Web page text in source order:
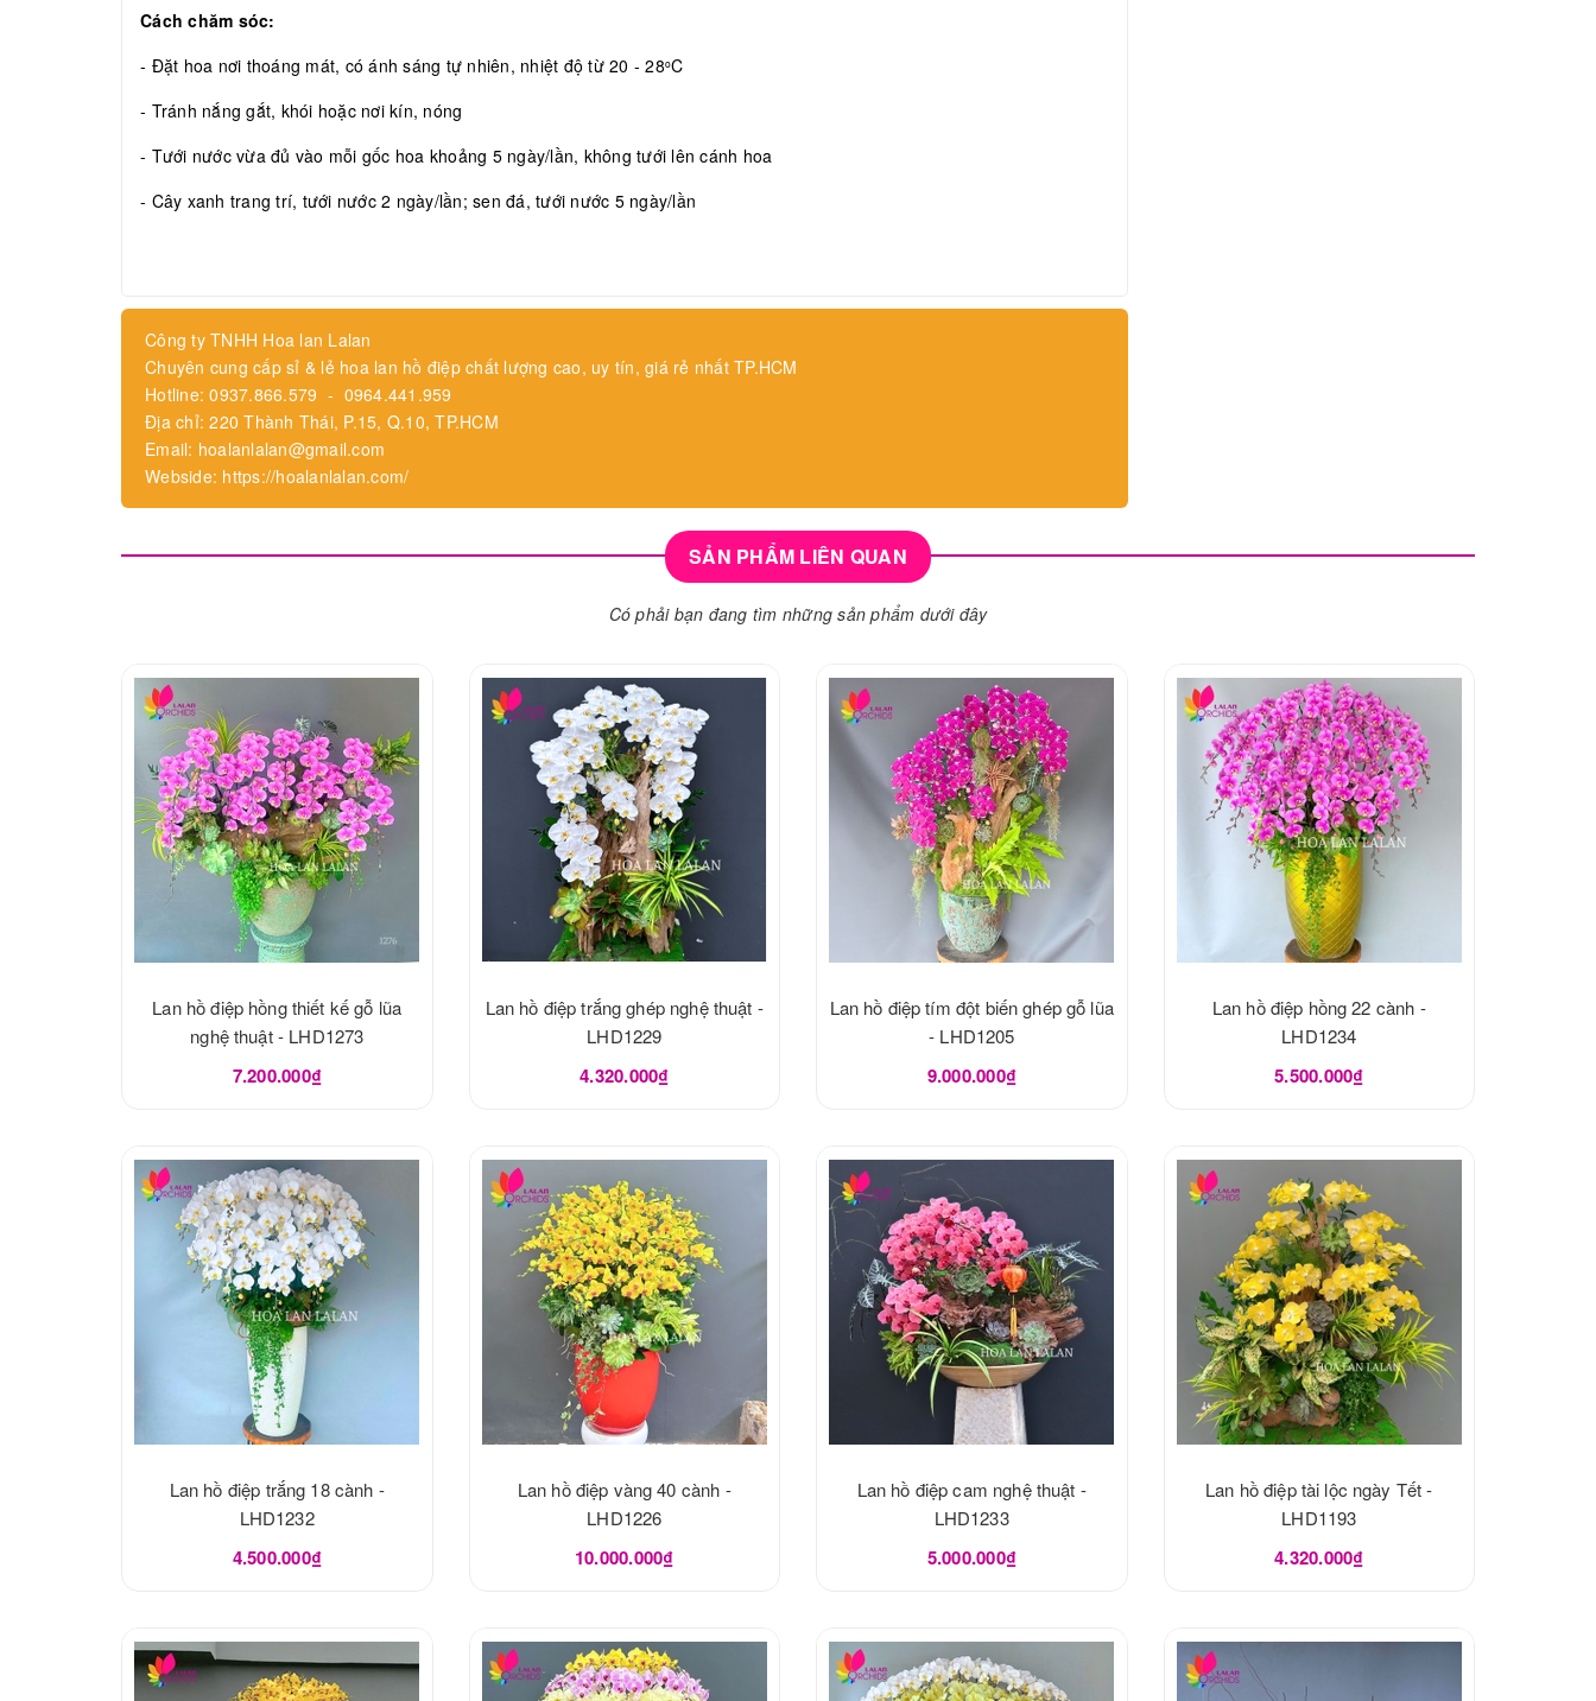
Cách chăm sóc:
- Đặt hoa nơi thoáng mát, có ánh sáng tự nhiên, nhiệt độ từ 20 - 28oC
- Tránh nắng gắt, khói hoặc nơi kín, nóng
- Tưới nước vừa đủ vào mỗi gốc hoa khoảng 5 ngày/lần, không tưới lên cánh hoa
- Cây xanh trang trí, tưới nước 2 ngày/lần; sen đá, tưới nước 5 ngày/lần
Công ty TNHH Hoa lan Lalan
Chuyên cung cấp sỉ & lẻ hoa lan hồ điệp chất lượng cao, uy tín, giá rẻ nhất TP.HCM
Hotline: 0937.866.579 - 0964.441.959
Địa chỉ: 220 Thành Thái, P.15, Q.10, TP.HCM
Email: hoalanlalan@gmail.com
Webside: https://hoalanlalan.com/
SẢN PHẨM LIÊN QUAN
Có phải bạn đang tìm những sản phẩm dưới đây
Lan hồ điệp hồng thiết kế gỗ lũa
nghệ thuật - LHD1273
7.200.000₫
Lan hồ điệp trắng ghép nghệ thuật -
LHD1229
4.320.000₫
Lan hồ điệp tím đột biến ghép gỗ lũa
- LHD1205
9.000.000₫
Lan hồ điệp hồng 22 cành -
LHD1234
5.500.000₫
Lan hồ điệp trắng 18 cành -
LHD1232
4.500.000₫
Lan hồ điệp vàng 40 cành -
LHD1226
10.000.000₫
Lan hồ điệp cam nghệ thuật -
LHD1233
5.000.000₫
Lan hồ điệp tài lộc ngày Tết -
LHD1193
4.320.000₫